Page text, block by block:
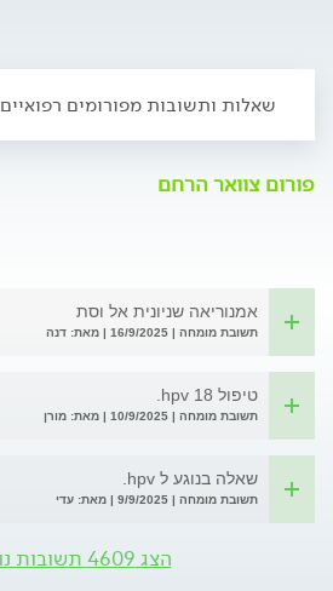
שאלות ותשובות מפורומים רפואיים
פורום צוואר הרחם
אמנוריאה שניונית אל וסת
תשובת מומחה | 16/9/2025 | מאת: דנה
טיפול hpv 18.
תשובת מומחה | 10/9/2025 | מאת: מורן
שאלה בנוגע ל hpv.
תשובת מומחה | 9/9/2025 | מאת: עדי
הצג 4609 תשובות נוספות